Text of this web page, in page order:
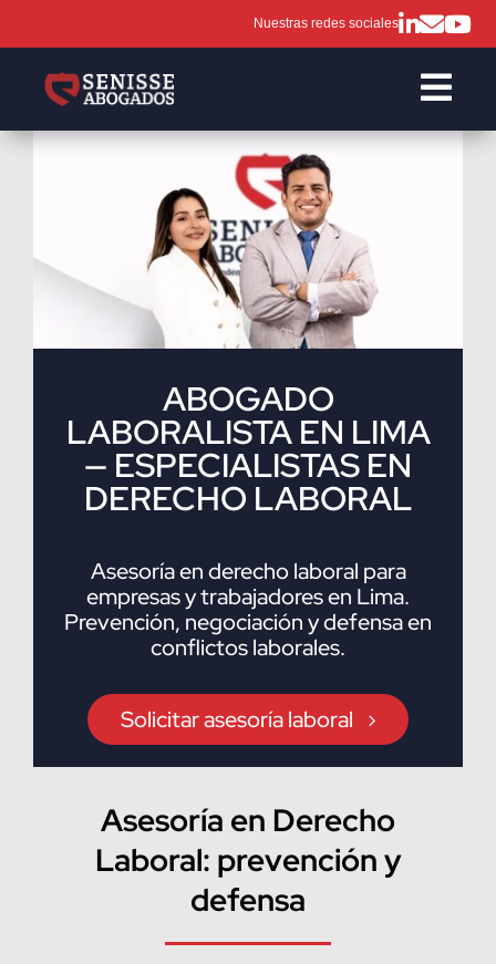
Nuestras redes sociales

ABOGADO
LABORALISTA EN LIMA
— ESPECIALISTAS EN
DERECHO LABORAL
Asesoría en derecho laboral para
empresas y trabajadores en Lima.
Prevención, negociación y defensa en
conflictos laborales.
Solicitar asesoría laboral
Asesoría en Derecho
Laboral: prevención y
defensa